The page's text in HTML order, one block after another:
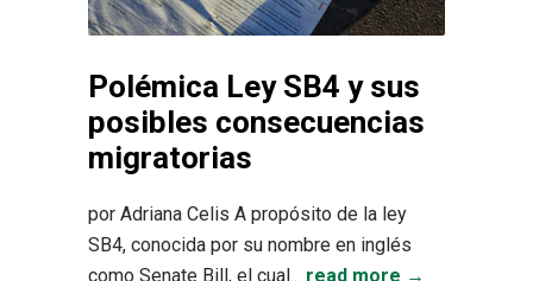
Polémica Ley SB4 y sus
posibles consecuencias
migratorias
por Adriana Celis A propósito de la ley
SB4, conocida por su nombre en inglés
como Senate Bill, el cual... read more →